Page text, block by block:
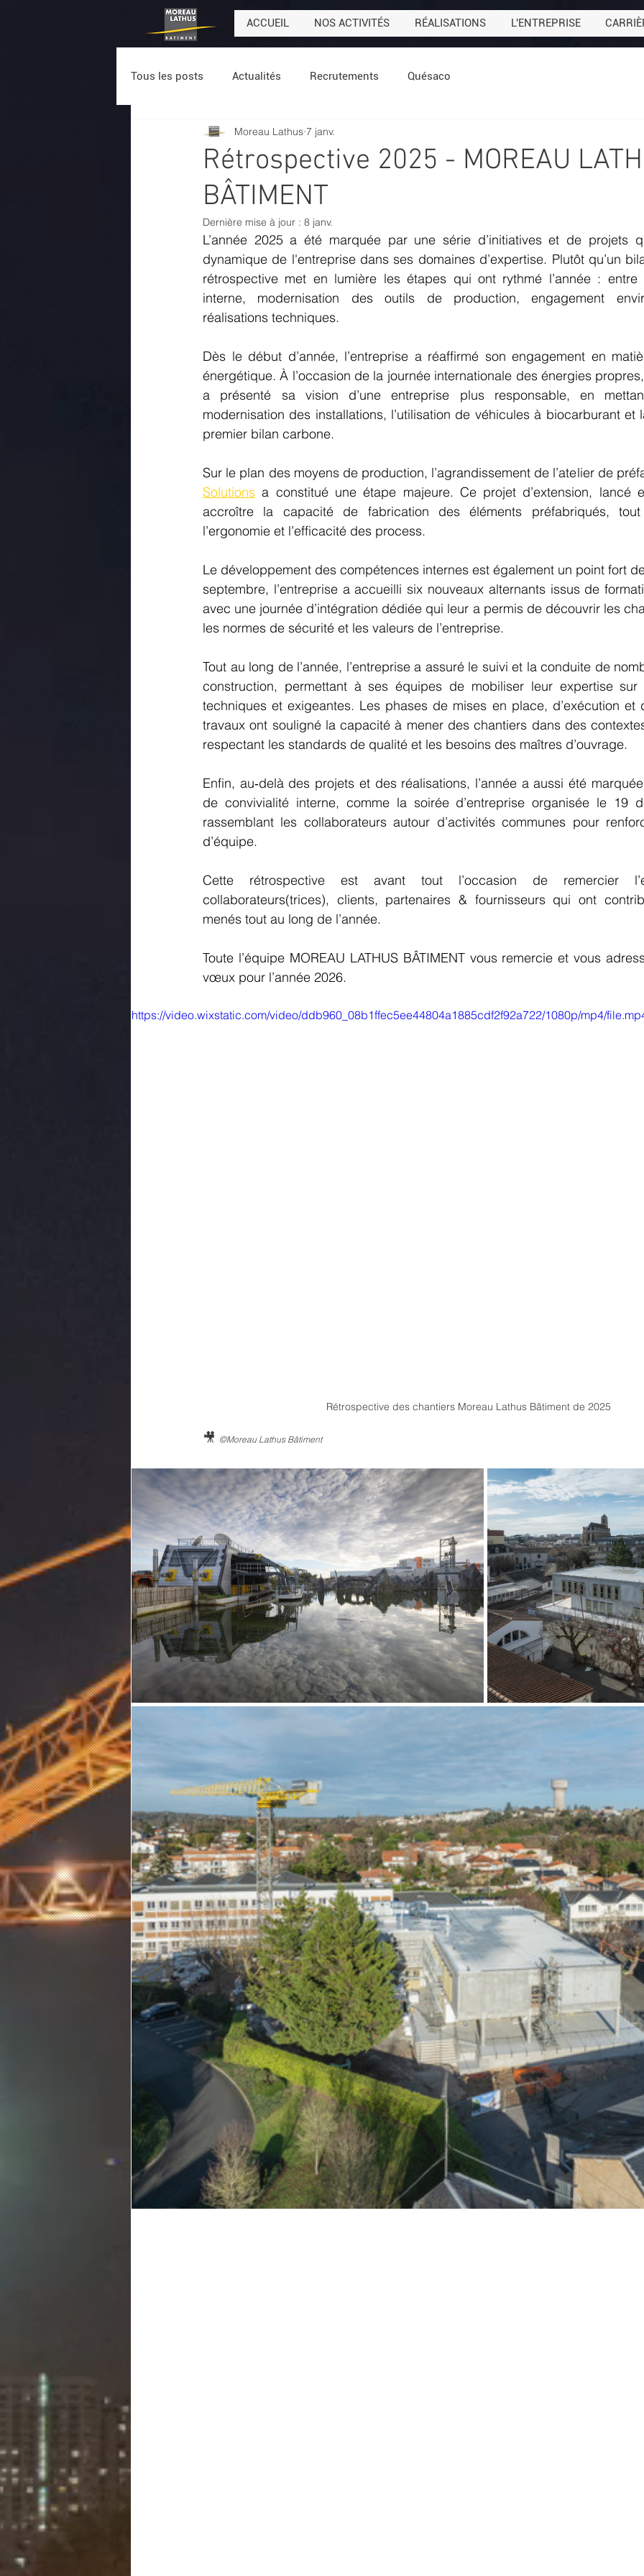
ACCUEIL NOS ACTIVITÉS RÉALISATIONS L'ENTREPRISE
Tous les posts Actualités Recrutements Quésaco
Rétrospective 2025 - MOREAU
BÂTIMENT
Moreau Lathus 7 janv.
Dernière mise à jour : 8 janv.
L’année 2025 a été marquée par une série d’initiatives et de projets
dynamique de l'entreprise dans ses domaines d’expertise. Plutôt qu’un
rétrospective met en lumière les étapes qui ont rythmé l’année : entre
interne, modernisation des outils de production, engagement
réalisations techniques.
Dès le début d’année, l’entreprise a réaffirmé son engagement en
énergétique. À l’occasion de la journée internationale des énergies
a présenté sa vision d’une entreprise plus responsable, en
modernisation des installations, l’utilisation de véhicules à biocarburant et
premier bilan carbone.
Sur le plan des moyens de production, l’agrandissement de l’atelier de
Solutions a constitué une étape majeure. Ce projet d’extension, lancé
accroître la capacité de fabrication des éléments préfabriqués,
l’ergonomie et l’efficacité des process.
Le développement des compétences internes est également un point fort
septembre, l’entreprise a accueilli six nouveaux alternants issus de
avec une journée d’intégration dédiée qui leur a permis de découvrir les
les normes de sécurité et les valeurs de l’entreprise.
Tout au long de l’année, l’entreprise a assuré le suivi et la conduite de
construction, permettant à ses équipes de mobiliser leur expertise sur
techniques et exigeantes. Les phases de mises en place, d’exécution et
travaux ont souligné la capacité à mener des chantiers dans des
respectant les standards de qualité et les besoins des maîtres d’ouvrage.
Enfin, au‑delà des projets et des réalisations, l’année a aussi été
de convivialité interne, comme la soirée d’entreprise organisée le 19
rassemblant les collaborateurs autour d’activités communes pour
d’équipe.
Cette rétrospective est avant tout l’occasion de remercier
collaborateurs(trices), clients, partenaires & fournisseurs qui ont
menés tout au long de l’année.
Toute l’équipe MOREAU LATHUS BÂTIMENT vous remercie et vous
vœux pour l’année 2026.
https://video.wixstatic.com/video/ddb960_08b1ffec5ee44804a1885cdf2f92a722/1080p/mp4/
Rétrospective des chantiers Moreau Lathus Bâtiment de 2025
🎥 ©Moreau Lathus Bâtiment